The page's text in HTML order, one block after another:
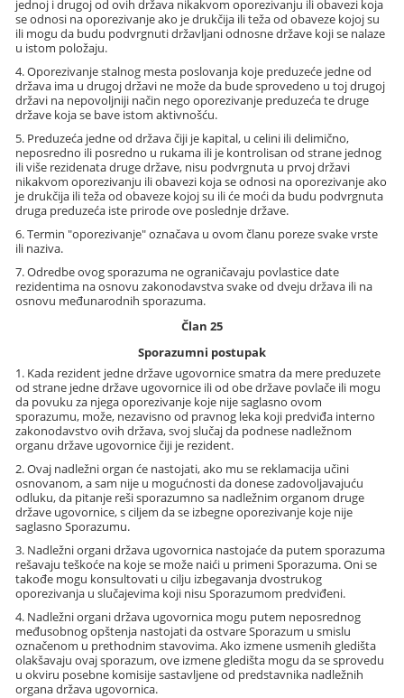
jednoj i drugoj od ovih država nikakvom oporezivanju ili obavezi koja
se odnosi na oporezivanje ako je drukčija ili teža od obaveze kojoj su
ili mogu da budu podvrgnuti državljani odnosne države koji se nalaze
u istom položaju.
4. Oporezivanje stalnog mesta poslovanja koje preduzeće jedne od
država ima u drugoj državi ne može da bude sprovedeno u toj drugoj
državi na nepovoljniji način nego oporezivanje preduzeća te druge
države koja se bave istom aktivnošću.
5. Preduzeća jedne od država čiji je kapital, u celini ili delimično,
neposredno ili posredno u rukama ili je kontrolisan od strane jednog
ili više rezidenata druge države, nisu podvrgnuta u prvoj državi
nikakvom oporezivanju ili obavezi koja se odnosi na oporezivanje ako
je drukčija ili teža od obaveze kojoj su ili će moći da budu podvrgnuta
druga preduzeća iste prirode ove poslednje države.
6. Termin "oporezivanje" označava u ovom članu poreze svake vrste
ili naziva.
7. Odredbe ovog sporazuma ne ograničavaju povlastice date
rezidentima na osnovu zakonodavstva svake od dveju država ili na
osnovu međunarodnih sporazuma.
Član 25
Sporazumni postupak
1. Kada rezident jedne države ugovornice smatra da mere preduzete
od strane jedne države ugovornice ili od obe države povlače ili mogu
da povuku za njega oporezivanje koje nije saglasno ovom
sporazumu, može, nezavisno od pravnog leka koji predviđa interno
zakonodavstvo ovih država, svoj slučaj da podnese nadležnom
organu države ugovornice čiji je rezident.
2. Ovaj nadležni organ će nastojati, ako mu se reklamacija učini
osnovanom, a sam nije u mogućnosti da donese zadovoljavajuću
odluku, da pitanje reši sporazumno sa nadležnim organom druge
države ugovornice, s ciljem da se izbegne oporezivanje koje nije
saglasno Sporazumu.
3. Nadležni organi država ugovornica nastojaće da putem sporazuma
rešavaju teškoće na koje se može naići u primeni Sporazuma. Oni se
takođe mogu konsultovati u cilju izbegavanja dvostrukog
oporezivanja u slučajevima koji nisu Sporazumom predviđeni.
4. Nadležni organi država ugovornica mogu putem neposrednog
međusobnog opštenja nastojati da ostvare Sporazum u smislu
označenom u prethodnim stavovima. Ako izmene usmenih gledišta
olakšavaju ovaj sporazum, ove izmene gledišta mogu da se sprovedu
u okviru posebne komisije sastavljene od predstavnika nadležnih
organa država ugovornica.